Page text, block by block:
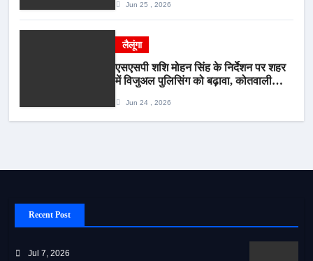
Jun 25 , 2026
लैलूंगा
एसएसपी शशि मोहन सिंह के निर्देशन पर शहर
में विजुअल पुलिसिंग को बढ़ावा, कोतवाली
Jun 24 , 2026
Recent Post
Jul 7, 2026